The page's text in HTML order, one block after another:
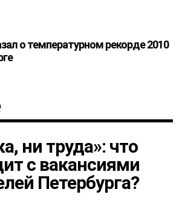
о температурном рекорде 2010
ни труда»: что
с вакансиями
Петербурга?